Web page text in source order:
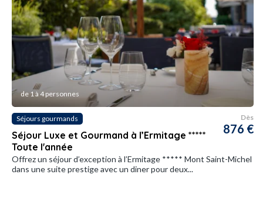
de 1 à 4 personnes
Séjours gourmands
Séjour Luxe et Gourmand à l’Ermitage *****
Toute l'année
Dès
876 €
Offrez un séjour d’exception à l’Ermitage ***** Mont Saint-Michel
dans une suite prestige avec un diner pour deux...